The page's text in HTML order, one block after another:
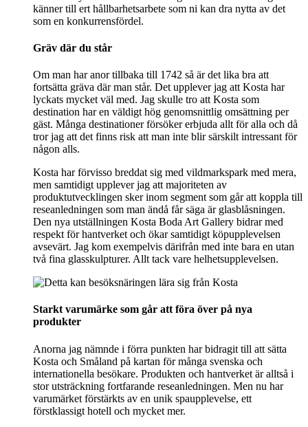
känner till ert hållbarhetsarbete som ni kan dra nytta av det
som en konkurrensfördel.
Gräv där du står
Om man har anor tillbaka till 1742 så är det lika bra att
fortsätta gräva där man står. Det upplever jag att Kosta har
lyckats mycket väl med. Jag skulle tro att Kosta som
destination har en väldigt hög genomsnittlig omsättning per
gäst. Många destinationer försöker erbjuda allt för alla och då
tror jag att det finns risk att man inte blir särskilt intressant för
någon alls.
Kosta har förvisso breddat sig med vildmarkspark med mera,
men samtidigt upplever jag att majoriteten av
produktutvecklingen sker inom segment som går att koppla till
reseanledningen som man ändå får säga är glasblåsningen.
Den nya utställningen Kosta Boda Art Gallery bidrar med
respekt för hantverket och ökar samtidigt köpupplevelsen
avsevärt. Jag kom exempelvis därifrån med inte bara en utan
två fina glasskulpturer. Allt tack vare helhetsupplevelsen.
Starkt varumärke som går att föra över på nya
produkter
Anorna jag nämnde i förra punkten har bidragit till att sätta
Kosta och Småland på kartan för många svenska och
internationella besökare. Produkten och hantverket är alltså i
stor utsträckning fortfarande reseanledningen. Men nu har
varumärket förstärkts av en unik spaupplevelse, ett
förstklassigt hotell och mycket mer.